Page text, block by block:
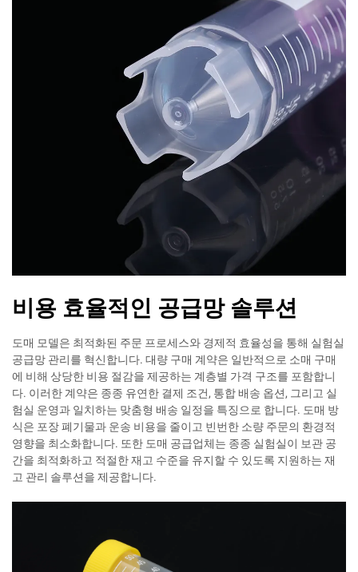
비용 효율적인 공급망 솔루션
도매 모델은 최적화된 주문 프로세스와 경제적 효율성을 통해 실험실
공급망 관리를 혁신합니다. 대량 구매 계약은 일반적으로 소매 구매
에 비해 상당한 비용 절감을 제공하는 계층별 가격 구조를 포함합니
다. 이러한 계약은 종종 유연한 결제 조건, 통합 배송 옵션, 그리고 실
험실 운영과 일치하는 맞춤형 배송 일정을 특징으로 합니다. 도매 방
식은 포장 폐기물과 운송 비용을 줄이고 빈번한 소량 주문의 환경적
영향을 최소화합니다. 또한 도매 공급업체는 종종 실험실이 보관 공
간을 최적화하고 적절한 재고 수준을 유지할 수 있도록 지원하는 재
고 관리 솔루션을 제공합니다.